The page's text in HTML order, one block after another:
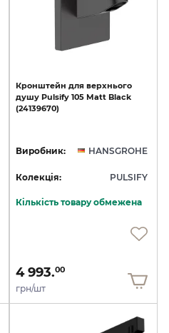
Кронштейн для верхнього
душу Pulsify 105 Matt Black
(24139670)
Виробник: HANSGROHE
Колекція: PULSIFY
Кількість товару обмежена
4 993.00
грн/шт